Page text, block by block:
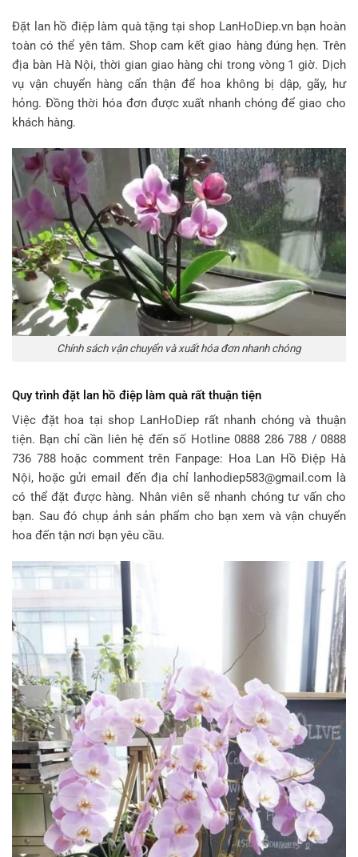
Đặt lan hồ điệp làm quà tặng tại shop LanHoDiep.vn bạn hoàn
toàn có thể yên tâm. Shop cam kết giao hàng đúng hẹn. Trên
địa bàn Hà Nội, thời gian giao hàng chi trong vòng 1 giờ. Dịch
vụ vận chuyển hàng cẩn thận để hoa không bị dập, gãy, hư
hỏng. Đồng thời hóa đơn được xuất nhanh chóng để giao cho
khách hàng.
Chính sách vận chuyển và xuất hóa đơn nhanh chóng
Quy trình đặt lan hồ điệp làm quà rất thuận tiện
Việc đặt hoa tại shop LanHoDiep rất nhanh chóng và thuận
tiện. Bạn chỉ cần liên hệ đến số Hotline 0888 286 788 / 0888
736 788 hoặc comment trên Fanpage: Hoa Lan Hồ Điệp Hà
Nội, hoặc gửi email đến địa chỉ lanhodiep583@gmail.com là
có thể đặt được hàng. Nhân viên sẽ nhanh chóng tư vấn cho
bạn. Sau đó chụp ảnh sản phẩm cho bạn xem và vận chuyển
hoa đến tận nơi bạn yêu cầu.